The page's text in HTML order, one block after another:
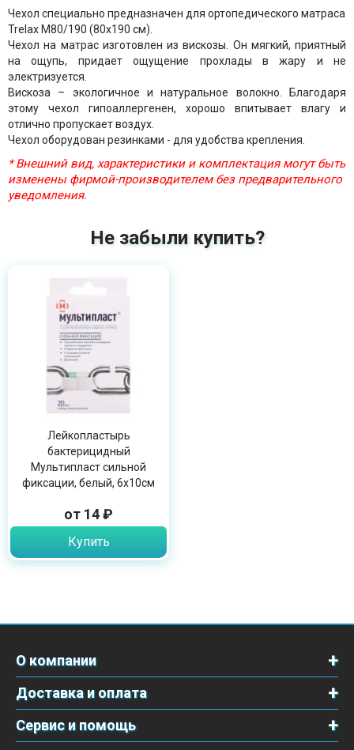
Чехол специально предназначен для ортопедического матраса
Trelax М80/190 (80х190 см).
Чехол на матрас изготовлен из вискозы. Он мягкий, приятный
на ощупь, придает ощущение прохлады в жару и не
электризуется.
Вискоза – экологичное и натуральное волокно. Благодаря
этому чехол гипоаллергенен, хорошо впитывает влагу и
отлично пропускает воздух.
Чехол оборудован резинками - для удобства крепления.
* Внешний вид, характеристики и комплектация могут быть
изменены фирмой-производителем без предварительного
уведомления.
Не забыли купить?
Лейкопластырь
бактерицидный
Мультипласт сильной
фиксации, белый, 6х10см
от 14 ₽
Купить
О компании
Доставка и оплата
Сервис и помощь